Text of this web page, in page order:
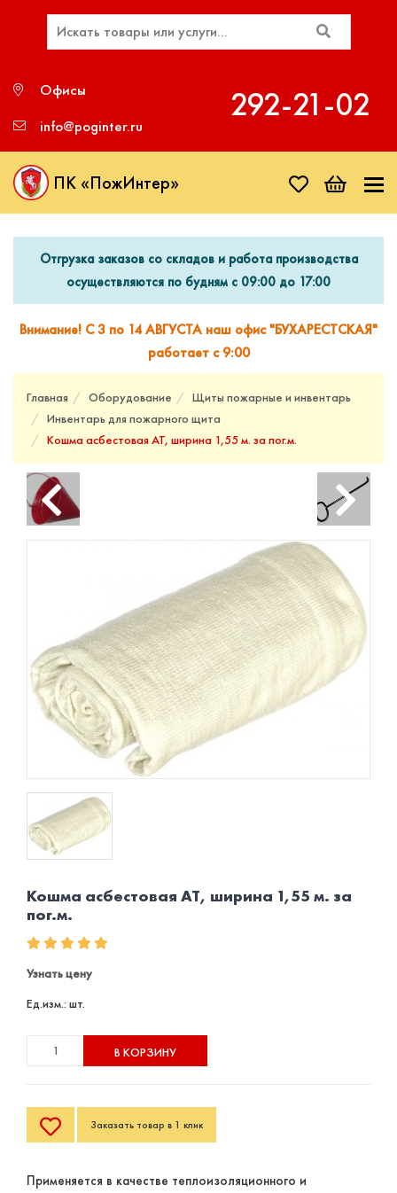
Офисы
info@poginter.ru
292‑21‑02
ПК «ПожИнтер»
Отгрузка заказов со складов и работа производства
осуществляются по будням с 09:00 до 17:00
Внимание! С 3 по 14 АВГУСТА наш офис "БУХАРЕСТСКАЯ"
работает с 9:00
Главная Оборудование
Щиты пожарные и инвентарь
Инвентарь для пожарного щита
Кошма асбестовая АТ, ширина 1,55 м. за пог.м.
Кошма асбестовая АТ, ширина 1,55 м. за
пог.м.
Узнать цену
Ед.изм.: шт.
В КОРЗИНУ
Заказать товар в 1 клик
Применяется в качестве теплоизоляционного и